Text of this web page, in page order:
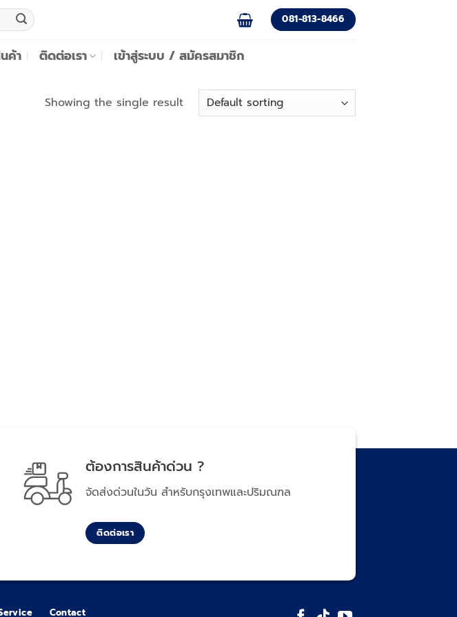
081-813-8466
ค้า ติดต่อเรา เข้าสู่ระบบ / สมัครสมาชิก
Showing the single result
ต้องการสินค้าด่วน ?
จัดส่งด่วนในวัน สำหรับกรุงเทพและปริมณฑล
ติดต่อเรา
Contact